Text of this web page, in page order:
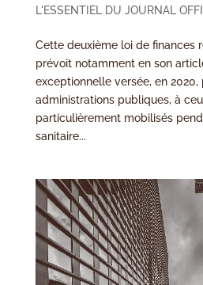
L'ESSENTIEL DU JOURNAL
Cette deuxième loi de finances
prévoit notamment en son
exceptionnelle versée, en 2020,
administrations publiques, à
particulièrement mobilisés
sanitaire...